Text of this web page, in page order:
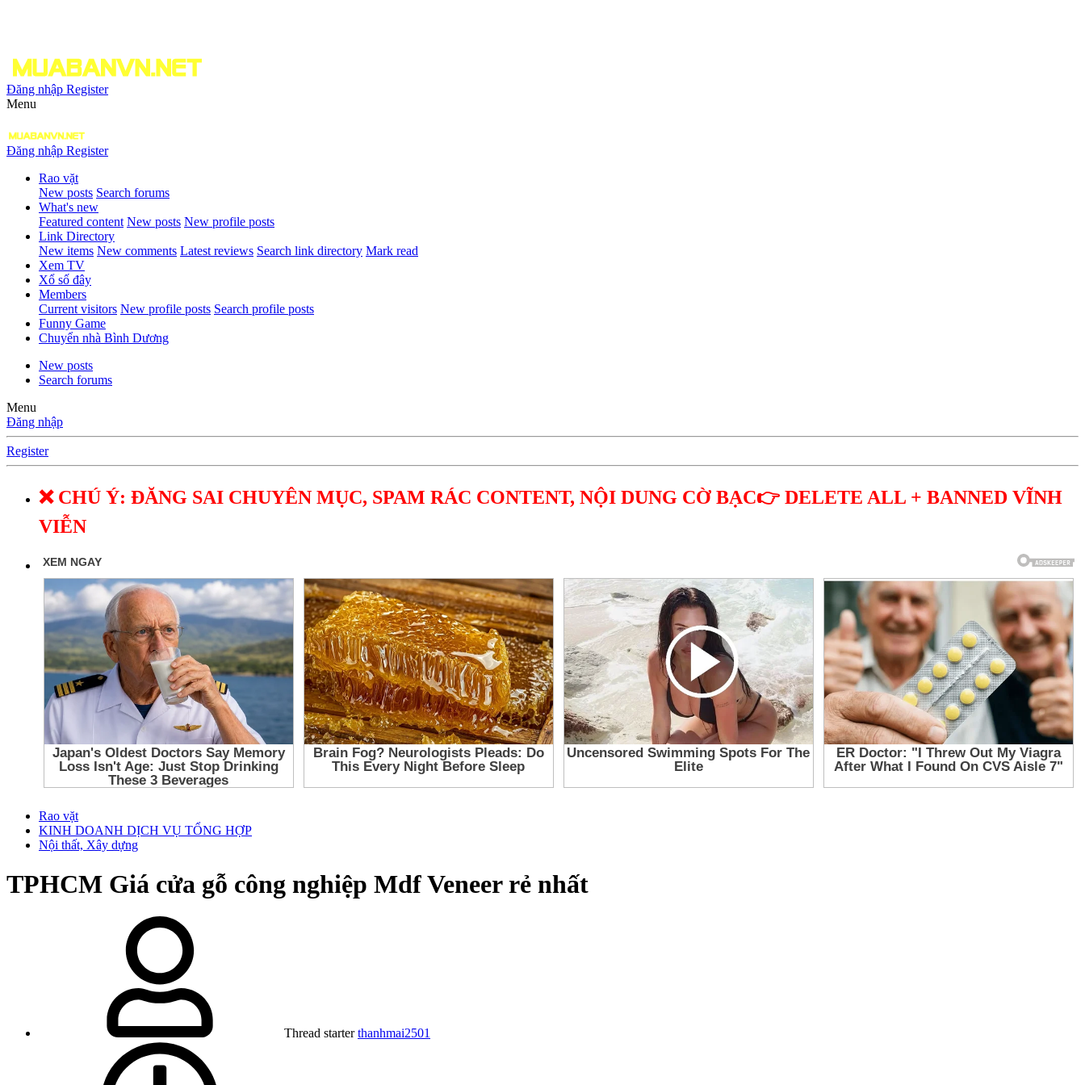
Đăng nhập Register
Menu
Đăng nhập Register
Rao vặt
New posts Search forums
What's new
Featured content New posts New profile posts
Link Directory
New items New comments Latest reviews Search link directory Mark read
Xem TV
Xổ số đây
Members
Current visitors New profile posts Search profile posts
Funny Game
Chuyển nhà Bình Dương
New posts
Search forums
Menu
Đăng nhập
Register
❌ CHÚ Ý: ĐĂNG SAI CHUYÊN MỤC, SPAM RÁC CONTENT, NỘI DUNG CỜ BẠC👉 DELETE ALL + BANNED VĨNH
VIỄN
Rao vặt
KINH DOANH DỊCH VỤ TỔNG HỢP
Nội thất, Xây dựng
TPHCM Giá cửa gỗ công nghiệp Mdf Veneer rẻ nhất
Thread starter thanhmai2501